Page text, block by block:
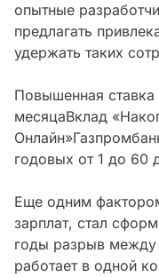
опытные
предлагать
удержать таких
Повышенная
месяцаВклад
Онлайн»
годовых от 1 до 60
Еще одним
зарплат, стал
годы разрыв между
работает в одной